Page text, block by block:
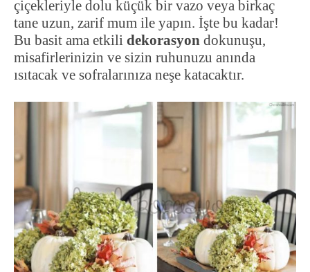
çiçekleriyle dolu küçük bir vazo veya birkaç
tane uzun, zarif mum ile yapın. İşte bu kadar!
Bu basit ama etkili dekorasyon dokunuşu,
misafirlerinizin ve sizin ruhunuzu anında
ısıtacak ve sofralarınıza neşe katacaktır.